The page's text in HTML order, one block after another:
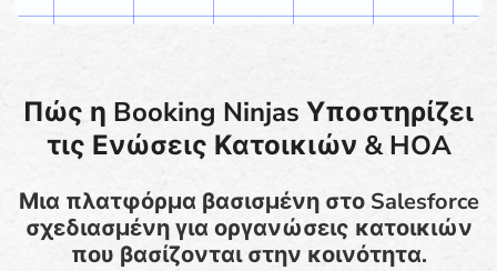
Πώς η Booking Ninjas Υποστηρίζει
τις Ενώσεις Κατοικιών & HOA
Μια πλατφόρμα βασισμένη στο Salesforce
σχεδιασμένη για οργανώσεις κατοικιών
που βασίζονται στην κοινότητα.